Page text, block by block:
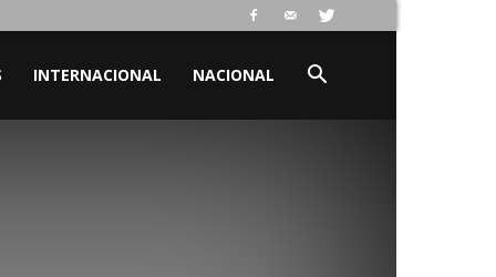
INTERNACIONAL NACIONAL